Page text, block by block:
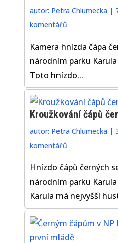
autor: Petra Chlumecka |
komentářů
Kamera hnízda čápa
národním parku
Toto hnízdo...
Kroužkování čápů
autor: Petra Chlumecka |
komentářů
Hnízdo čápů černých
národním parku
Karula má nejvyšší